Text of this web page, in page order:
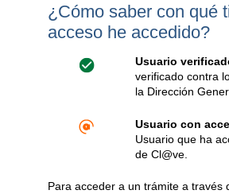
¿Cómo saber con qué
acceso he accedido?
Usuario
verificado contra
la Dirección
Usuario con
Usuario que ha
de Cl@ve.
Para acceder a un trámite a través